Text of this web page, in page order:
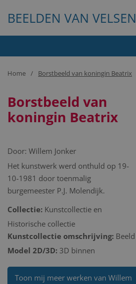
BEELDEN VAN VELSEN
Home Borstbeeld van koningin Beatrix
Borstbeeld van
koningin Beatrix
Door: Willem Jonker
Het kunstwerk werd onthuld op 19-
10-1981 door toenmalig
burgemeester P.J. Molendijk.
Collectie: Kunstcollectie en
Historische collectie
Kunstcollectie omschrijving: Beeld
Model 2D/3D: 3D binnen
Toon mij meer werken van Willem